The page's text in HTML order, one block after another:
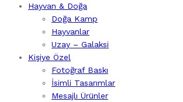
Hayvan & Doğa
Doğa Kamp
Hayvanlar
Uzay – Galaksi
Kişiye Özel
Fotoğraf Baskı
İsimli Tasarımlar
Mesajlı Ürünler